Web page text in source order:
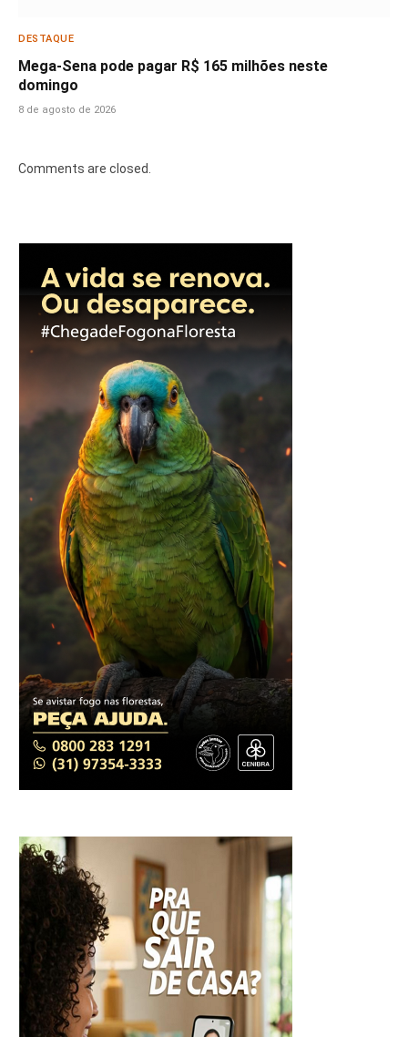
DESTAQUE
Mega-Sena pode pagar R$ 165 milhões neste
domingo
8 de agosto de 2026
Comments are closed.